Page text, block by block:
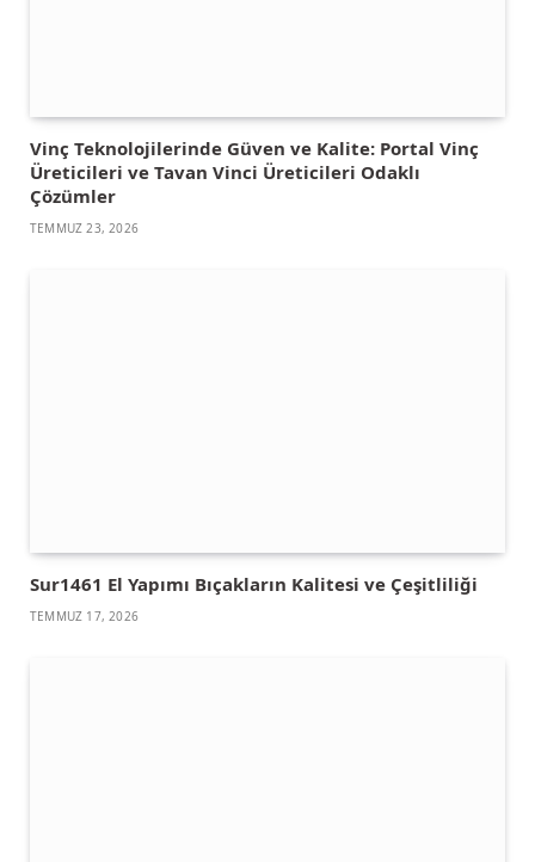
Vinç Teknolojilerinde Güven ve Kalite: Portal Vinç
Üreticileri ve Tavan Vinci Üreticileri Odaklı
Çözümler
TEMMUZ 23, 2026
Sur1461 El Yapımı Bıçakların Kalitesi ve Çeşitliliği
TEMMUZ 17, 2026